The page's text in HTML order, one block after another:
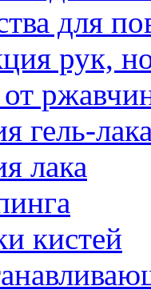
для
рук,
от
гель-
лака
кистей